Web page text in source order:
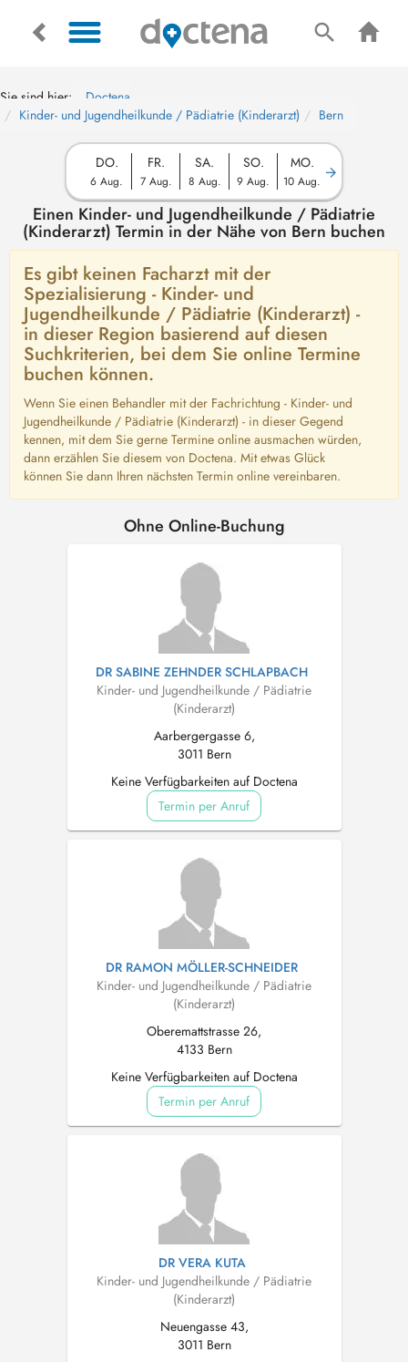
Sie sind hier:
Doctena
Kinder- und Jugendheilkunde / Pädiatrie (Kinderarzt)
Bern
DO.
6 Aug.
FR.
7 Aug.
SA.
8 Aug.
SO.
9 Aug.
MO.
10 Aug.
Einen Kinder- und Jugendheilkunde / Pädiatrie
(Kinderarzt) Termin in der Nähe von Bern buchen
Es gibt keinen Facharzt mit der
Spezialisierung - Kinder- und
Jugendheilkunde / Pädiatrie (Kinderarzt) -
in dieser Region basierend auf diesen
Suchkriterien, bei dem Sie online Termine
buchen können.
Wenn Sie einen Behandler mit der Fachrichtung - Kinder- und
Jugendheilkunde / Pädiatrie (Kinderarzt) - in dieser Gegend
kennen, mit dem Sie gerne Termine online ausmachen würden,
dann erzählen Sie diesem von Doctena. Mit etwas Glück
können Sie dann Ihren nächsten Termin online vereinbaren.
Ohne Online-Buchung
DR SABINE ZEHNDER SCHLAPBACH
Kinder- und Jugendheilkunde / Pädiatrie
(Kinderarzt)
Aarbergergasse 6,
3011 Bern
Keine Verfügbarkeiten auf Doctena
Termin per Anruf
DR RAMON MÖLLER-SCHNEIDER
Kinder- und Jugendheilkunde / Pädiatrie
(Kinderarzt)
Oberemattstrasse 26,
4133 Bern
Keine Verfügbarkeiten auf Doctena
Termin per Anruf
DR VERA KUTA
Kinder- und Jugendheilkunde / Pädiatrie
(Kinderarzt)
Neuengasse 43,
3011 Bern